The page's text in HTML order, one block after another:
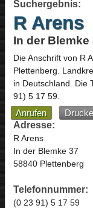
Suchergebnis:
R Arens
In der Blemke
Die Anschrift von R
Plettenberg.
in Deutschland. Die
91) 5 17 59.
Anrufen
Adresse:
R Arens
In der Blemke 37
58840 Plettenberg
Telefonnummer:
(0 23 91) 5 17 59